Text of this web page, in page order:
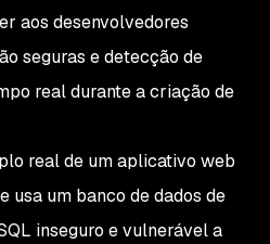
aos desenvolvedores
seguras e detecção de
real durante a criação de
real de um aplicativo web
usa um banco de dados de
inseguro e vulnerável a